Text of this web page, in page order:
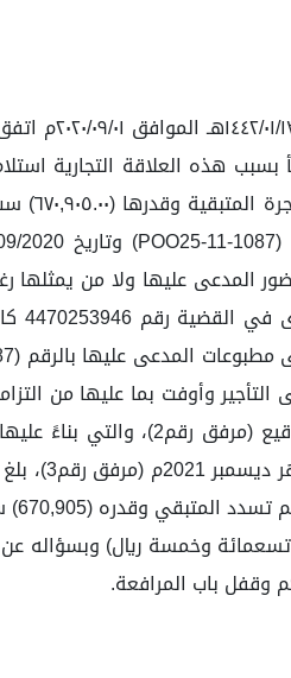
تتلخص وقائع هذه الدعوى في أنه سبق أن تقدم
ألف وتسعمائة وخمسة ريال،ونشأ بسبب هذه العلاقة
العين المؤجرة بتاريخ ١٤٤٢/٠٥/
حضر المشار إليه بعاليه وتبين عدم حضور المدعى عليها
هذه
على التأجير وأوفت بما عليها من
توثيق ساعات العمل المنجزة في سجلات بطاقات دوام الرافعات المحررة على مطبوعات
المدعي للمدعى عليها (12) اثني عشر
مبلغ وقدره
بأن تسدد للمدعية مبلغ وقدره (670,905) ستمائة وسبعون ألف وتسعمائة
وقفل باب المرافعة.